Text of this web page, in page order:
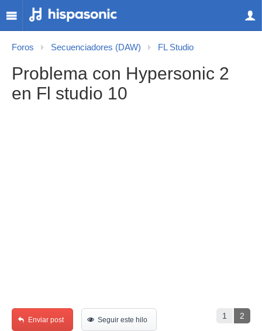
Foros Secuenciadores (DAW) FL Studio
Problema con Hypersonic 2
en Fl studio 10
1 2
Enviar post Seguir este hilo